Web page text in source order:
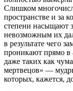
Слишком
пространстве и за
степени насыщают
невозможным их
в результате чего
проникают прямо в
даже таких как
мертвецов» —
которых, кажется,